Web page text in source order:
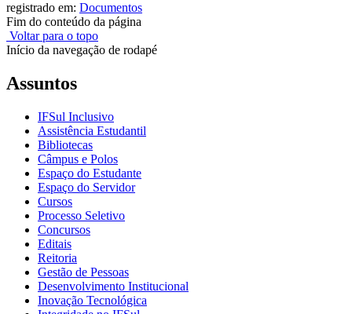
registrado em: Documentos
Fim do conteúdo da página
Voltar para o topo
Início da navegação de rodapé
Assuntos
IFSul Inclusivo
Assistência Estudantil
Bibliotecas
Câmpus e Polos
Espaço do Estudante
Espaço do Servidor
Cursos
Processo Seletivo
Concursos
Editais
Reitoria
Gestão de Pessoas
Desenvolvimento Institucional
Inovação Tecnológica